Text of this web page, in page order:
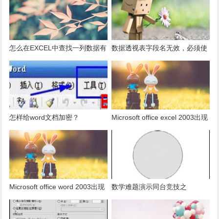
怎么在EXCEL中查找一列数据有
多少是重复的？
数据透视表字段名无效，必须使
用组合为带有标志列列表的数
据。
怎样给word文档加密？
Microsoft office excel 2003出现
发送错误报告怎么办？
Microsoft office word 2003出现
发送错误报告怎么办？
数学难题演示同台竞技之
PowerPoint篇